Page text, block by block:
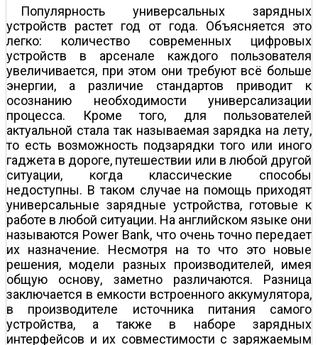
Популярность универсальных зарядных
устройств растет год от года. Объясняется это
легко: количество современных цифровых
устройств в арсенале каждого пользователя
увеличивается, при этом они требуют всё больше
энергии, а различие стандартов приводит к
осознанию необходимости универсализации
процесса. Кроме того, для пользователей
актуальной стала так называемая зарядка на лету,
то есть возможность подзарядки того или иного
гаджета в дороге, путешествии или в любой другой
ситуации, когда классические способы
недоступны. В таком случае на помощь приходят
универсальные зарядные устройства, готовые к
работе в любой ситуации. На английском языке они
называются Power Bank, что очень точно передает
их назначение. Несмотря на то что это новые
решения, модели разных производителей, имея
общую основу, заметно различаются. Разница
заключается в емкости встроенного аккумулятора,
в производителе источника питания самого
устройства, а также в наборе зарядных
интерфейсов и их совместимости с заряжаемым